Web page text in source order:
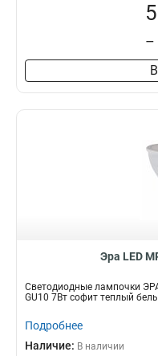
–
Эра LED
Светодиодные лампочки ЭРА
GU10 7Вт софит теплый
Подробнее
Наличие: В наличии